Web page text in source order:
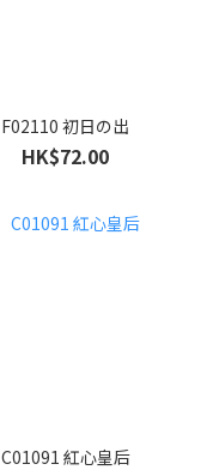
F02110 初日の出
HK$72.00
C01091 紅心皇后